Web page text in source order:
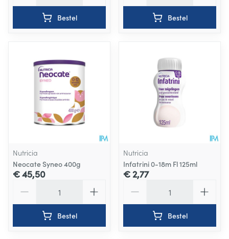
Bestel Bestel
Nutricia
Neocate Syneo 400g
€ 45,50
Bestel
Nutricia
Infatrini 0-18m Fl 125ml
€ 2,77
Bestel